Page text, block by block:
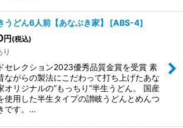
うどん6人前【あなぶき家】 [ABS-4]
円 (税込)
り
セレクション2023優秀品質金賞を受賞 素
ながらの製法にこだわって打ち上げたあな
オリジナルの”もっちり”半生うどん。 国産
使用した半生タイプの讃岐うどんとめんつ
です。…